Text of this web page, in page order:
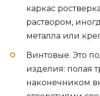
каркас
раствором,
металла или
Винтовые. Это
изделия: полая
наконечником